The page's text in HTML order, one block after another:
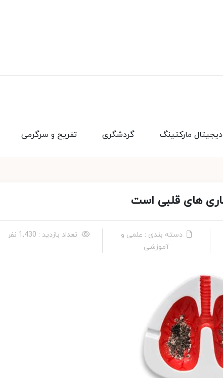
تفریح و سرگرمی گردشگری دیجیتال مارکتینگ
دسته بندی : علمی و
آموزشی
تعداد بازدید : 1,430 نفر